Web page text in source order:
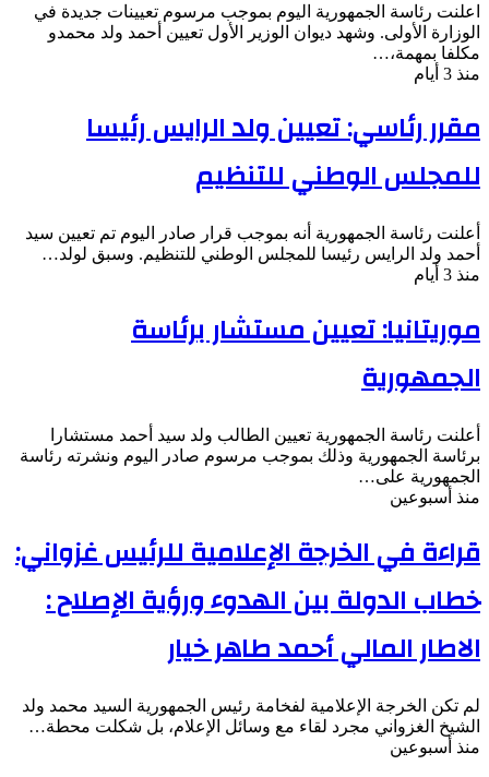
اعلنت رئاسة الجمهورية اليوم بموجب مرسوم تعيينات جديدة في
الوزارة الأولى. وشهد ديوان الوزير الأول تعيين أحمد ولد محمدو
مكلفا بمهمة،…
منذ 3 أيام
مقرر رئاسي: تعيين ولد الرايس رئيسا
للمجلس الوطني للتنظيم
أعلنت رئاسة الجمهورية أنه بموجب قرار صادر اليوم تم تعيين سيد
أحمد ولد الرايس رئيسا للمجلس الوطني للتنظيم. وسبق لولد…
منذ 3 أيام
موريتانيا: تعيين مستشار برئاسة
الجمهورية
أعلنت رئاسة الجمهورية تعيين الطالب ولد سيد أحمد مستشارا
برئاسة الجمهورية وذلك بموجب مرسوم صادر اليوم ونشرته رئاسة
الجمهورية على…
منذ أسبوعين
قراءة في الخرجة الإعلامية للرئيس غزواني:
خطاب الدولة بين الهدوء ورؤية الإصلاح :
الاطار المالي أحمد طاهر خيار
لم تكن الخرجة الإعلامية لفخامة رئيس الجمهورية السيد محمد ولد
الشيخ الغزواني مجرد لقاء مع وسائل الإعلام، بل شكلت محطة…
منذ أسبوعين